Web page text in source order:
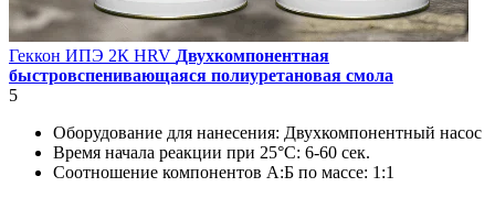
Геккон ИПЭ 2К HRV Двухкомпонентная
быстровспенивающаяся полиуретановая смола
5
Оборудование для нанесения: Двухкомпонентный насос
Время начала реакции при 25°С: 6-60 сек.
Соотношение компонентов А:Б по массе: 1:1